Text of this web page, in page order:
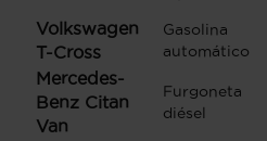
Volkswagen
T-Cross
Gasolina
automático
Mercedes-
Benz Citan
Van
Furgoneta
diésel